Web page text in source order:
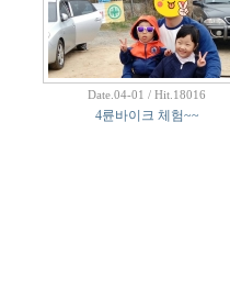
Date.04-01 / Hit.18016
4륜바이크 체험~~